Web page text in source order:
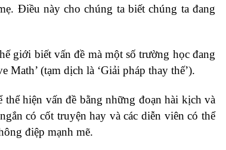
Điều này cho chúng ta biết chúng ta đang
giới biết vấn đề mà một số trường học đang
Math’ (tạm dịch là ‘Giải pháp thay thế’).
hiện vấn đề bằng những đoạn hài kịch và
có cốt truyện hay và các diễn viên có thể
điệp mạnh mẽ.